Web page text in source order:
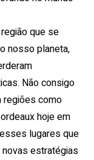
que se
nosso planeta,
Não consigo
regiões como
hoje em
lugares que
estratégias